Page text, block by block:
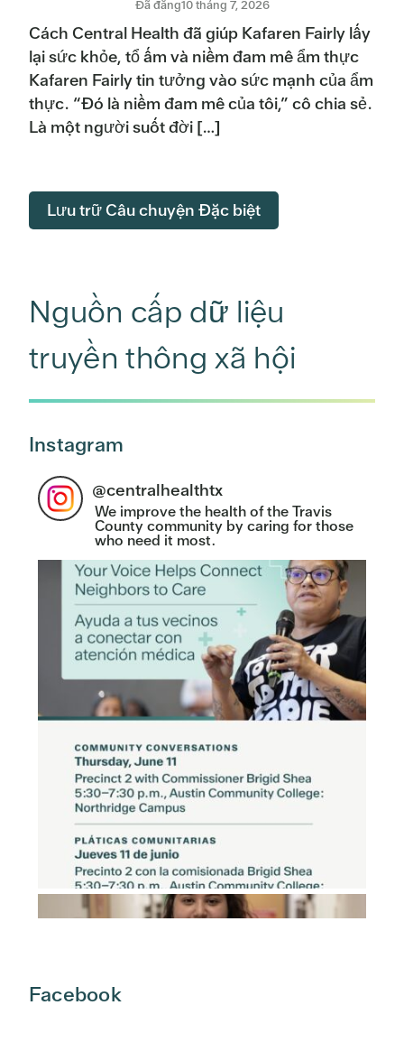
Đã đăng10 tháng 7, 2026
Cách Central Health đã giúp Kafaren Fairly lấy
lại sức khỏe, tổ ấm và niềm đam mê ẩm thực
Kafaren Fairly tin tưởng vào sức mạnh của ẩm
thực. “Đó là niềm đam mê của tôi,” cô chia sẻ.
Là một người suốt đời […]
Lưu trữ Câu chuyện Đặc biệt
Nguồn cấp dữ liệu
truyền thông xã hội
Instagram
@centralhealthtx
We improve the health of the Travis
County community by caring for those
who need it most.
Facebook